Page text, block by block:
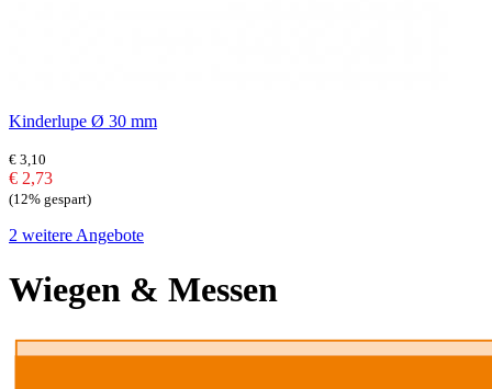
Kinderlupe Ø 30 mm
€ 3,10
€ 2,73
(12% gespart)
2 weitere Angebote
Wiegen & Messen